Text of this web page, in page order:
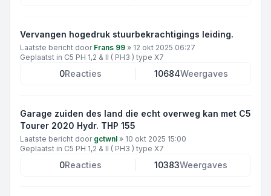
Vervangen hogedruk stuurbekrachtigings leiding.
Laatste bericht door Frans 99 » 12 okt 2025 06:27
Geplaatst in C5 PH 1,2 & II ( PH3 ) type X7
0Reacties 10684Weergaves
Garage zuiden des land die echt overweg kan met C5
Tourer 2020 Hydr. THP 155
Laatste bericht door gctwnl » 10 okt 2025 15:00
Geplaatst in C5 PH 1,2 & II ( PH3 ) type X7
0Reacties 10383Weergaves